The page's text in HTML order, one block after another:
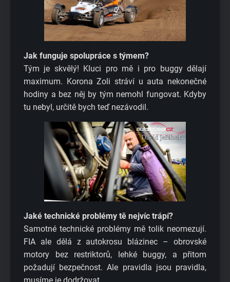
Jak funguje spolupráce s týmem?
Tým je skvělý! Kluci pro mě i pro buggy dělají
maximum. Korona Zoli stráví u auta nekonečné
hodiny a bez něj by tým nemohl fungovat. Kdyby
tu nebyl, určitě bych teď nezávodil.
Jaké technické problémy tě nejvíc trápí?
Samotné technické problémy mě tolik neomezují.
FIA ale dělá z autokrosu blázinec – obrovské
motory bez restriktorů, lehké buggy, a přitom
požadují bezpečnost. Ale pravidla jsou pravidla,